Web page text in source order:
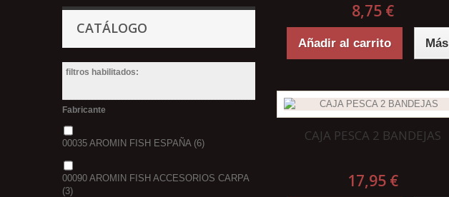
CATÁLOGO
filtros habilitados:
Fabricante
00035 AROMIN FISH ESPAÑA(6)
00090 AROMIN FISH ACCESORIOS CARPA
(3)
8,75 €
Añadir al carrito Más
CAJA PESCA 2 BANDEJAS
17,95 €